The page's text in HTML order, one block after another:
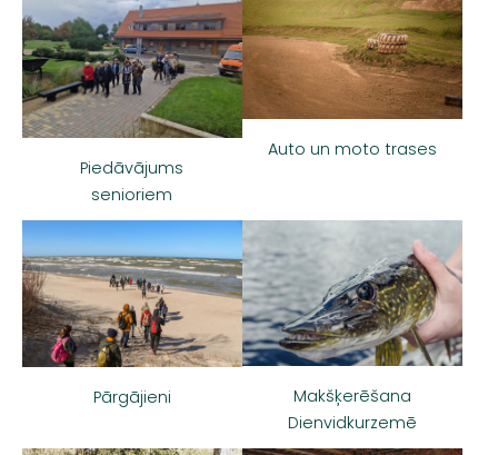
Piedāvājums
senioriem
Auto un moto trases
Pārgājieni
Makšķerēšana
Dienvidkurzemē